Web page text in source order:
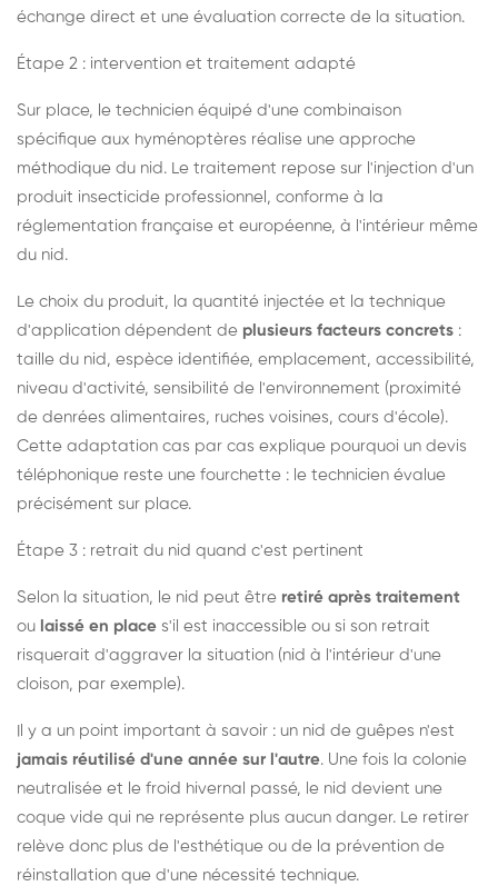
échange direct et une évaluation correcte de la situation.
Étape 2 : intervention et traitement adapté
Sur place, le technicien équipé d'une combinaison
spécifique aux hyménoptères réalise une approche
méthodique du nid. Le traitement repose sur l'injection d'un
produit insecticide professionnel, conforme à la
réglementation française et européenne, à l'intérieur même
du nid.
Le choix du produit, la quantité injectée et la technique
d'application dépendent de plusieurs facteurs concrets :
taille du nid, espèce identifiée, emplacement, accessibilité,
niveau d'activité, sensibilité de l'environnement (proximité
de denrées alimentaires, ruches voisines, cours d'école).
Cette adaptation cas par cas explique pourquoi un devis
téléphonique reste une fourchette : le technicien évalue
précisément sur place.
Étape 3 : retrait du nid quand c'est pertinent
Selon la situation, le nid peut être retiré après traitement
ou laissé en place s'il est inaccessible ou si son retrait
risquerait d'aggraver la situation (nid à l'intérieur d'une
cloison, par exemple).
Il y a un point important à savoir : un nid de guêpes n'est
jamais réutilisé d'une année sur l'autre. Une fois la colonie
neutralisée et le froid hivernal passé, le nid devient une
coque vide qui ne représente plus aucun danger. Le retirer
relève donc plus de l'esthétique ou de la prévention de
réinstallation que d'une nécessité technique.